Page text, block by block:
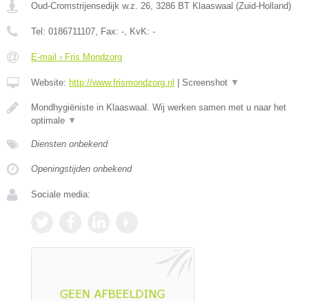
Oud-Cromstrijensedijk w.z. 26, 3286 BT Klaaswaal (Zuid-Holland)
Tel: 0186711107, Fax: -, KvK: -
E-mail › Fris Mondzorg
Website: http://www.frismondzorg.nl Screenshot ▼
Mondhygiëniste in Klaaswaal. Wij werken samen met u naar het
optimale ▼
Diensten onbekend
Openingstijden onbekend
Sociale media: